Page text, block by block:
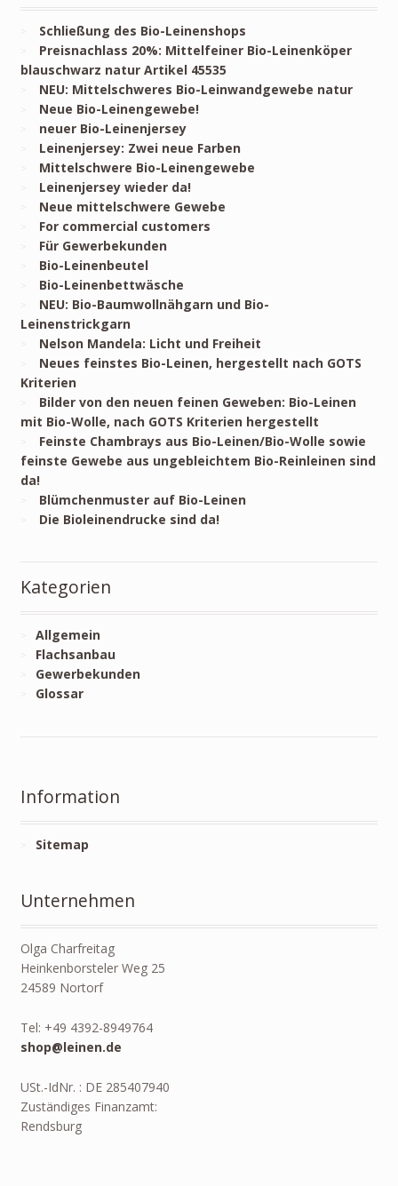
Schließung des Bio-Leinenshops
Preisnachlass 20%: Mittelfeiner Bio-Leinenköper
blauschwarz natur Artikel 45535
NEU: Mittelschweres Bio-Leinwandgewebe natur
Neue Bio-Leinengewebe!
neuer Bio-Leinenjersey
Leinenjersey: Zwei neue Farben
Mittelschwere Bio-Leinengewebe
Leinenjersey wieder da!
Neue mittelschwere Gewebe
For commercial customers
Für Gewerbekunden
Bio-Leinenbeutel
Bio-Leinenbettwäsche
NEU: Bio-Baumwollnähgarn und Bio-
Leinenstrickgarn
Nelson Mandela: Licht und Freiheit
Neues feinstes Bio-Leinen, hergestellt nach GOTS
Kriterien
Bilder von den neuen feinen Geweben: Bio-Leinen
mit Bio-Wolle, nach GOTS Kriterien hergestellt
Feinste Chambrays aus Bio-Leinen/Bio-Wolle sowie
feinste Gewebe aus ungebleichtem Bio-Reinleinen sind
da!
Blümchenmuster auf Bio-Leinen
Die Bioleinendrucke sind da!
Kategorien
Allgemein
Flachsanbau
Gewerbekunden
Glossar
Information
Sitemap
Unternehmen
Olga Charfreitag
Heinkenborsteler Weg 25
24589 Nortorf
Tel: +49 4392-8949764
shop@leinen.de
USt.-IdNr. : DE 285407940
Zuständiges Finanzamt:
Rendsburg